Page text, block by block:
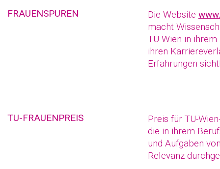
FRAUENSPUREN Die Website
macht
TU Wien in
ihren
Erfahrungen
TU-FRAUENPREIS
Preis für TU-
die in ihrem
und Aufgaben
Relevanz